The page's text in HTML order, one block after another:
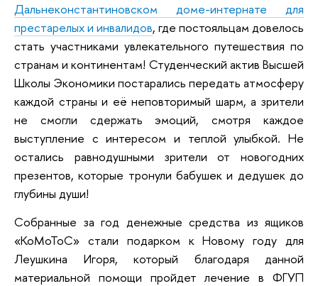
Дальнеконстантиновском доме-интернате для
престарелых и инвалидов, где постояльцам довелось
стать участниками увлекательного путешествия по
странам и континентам! Студенческий актив Высшей
Школы Экономики постарались передать атмосферу
каждой страны и её неповторимый шарм, а зрители
не смогли сдержать эмоций, смотря каждое
выступление с интересом и теплой улыбкой. Не
остались равнодушными зрители от новогодних
презентов, которые тронули бабушек и дедушек до
глубины души!
Собранные за год денежные средства из ящиков
«КоМоТоС» стали подарком к Новому году для
Леушкина Игоря, который благодаря данной
материальной помощи пройдет лечение в ФГУП